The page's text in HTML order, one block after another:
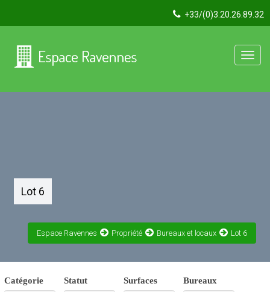
+33/(0)3.20.26.89.32
Toggle
Lot 6
Espace Ravennes Propriété Bureaux et locaux Lot 6
Catégorie Statut Surfaces Bureaux